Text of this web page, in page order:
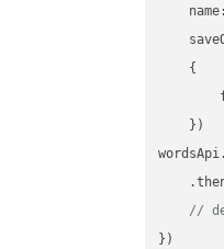
name
    {
    })
//
})